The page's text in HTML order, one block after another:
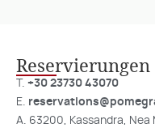
Reservierungen
T. +30 23730 43070
E.
A. 63200, Kassandra, Nea